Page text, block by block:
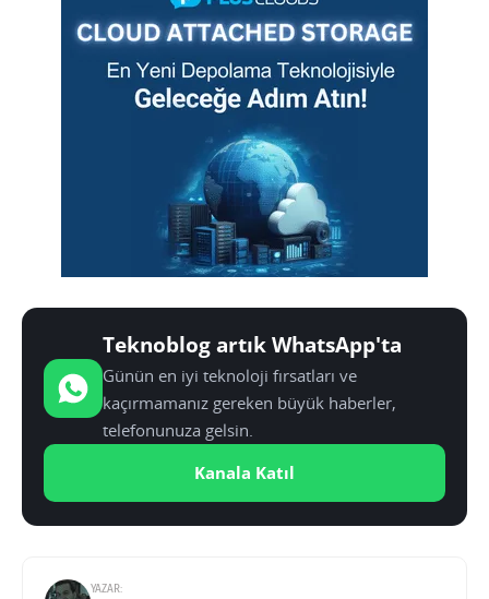
Teknoblog artık WhatsApp'ta
Günün en iyi teknoloji fırsatları ve
kaçırmamanız gereken büyük haberler,
telefonunuza gelsin.
Kanala Katıl
YAZAR: